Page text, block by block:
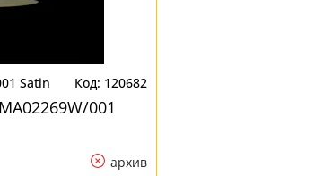
Satin 120682
001
архив